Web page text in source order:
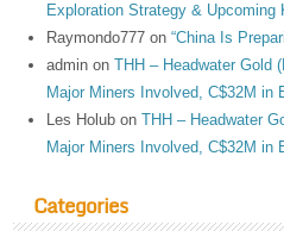
Exploration Strategy & Upcoming
Raymondo777 on“China Is
admin onTHH – Headwater Gold
Major Miners Involved, C$32M in
Les Holub onTHH – Headwater
Major Miners Involved, C$32M in
Categories